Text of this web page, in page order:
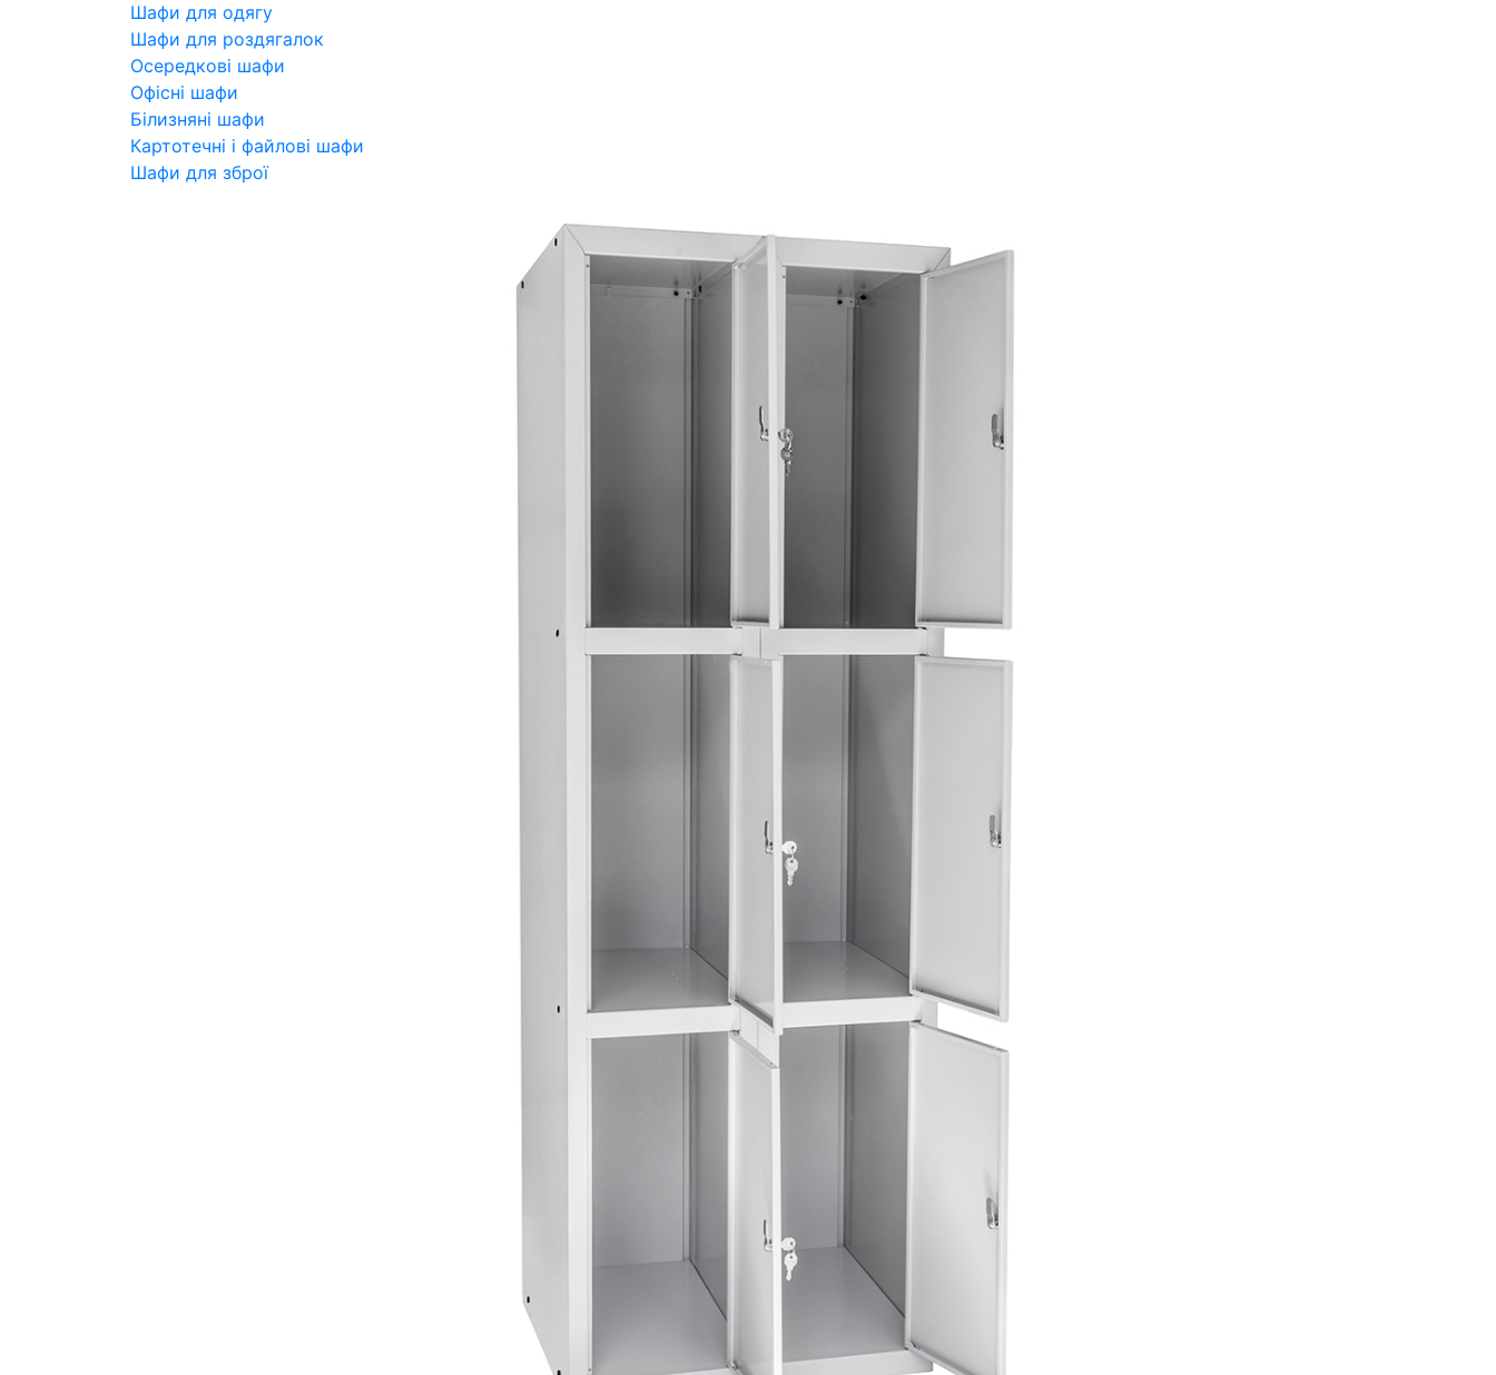
Шафи для одягу
Шафи для роздягалок
Осередкові шафи
Офісні шафи
Білизняні шафи
Картотечні і файлові шафи
Шафи для зброї